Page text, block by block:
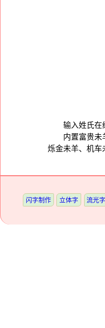
输入姓氏在
内置富贵未
烁金未羊、机车
闪字制作 立体字 流光字